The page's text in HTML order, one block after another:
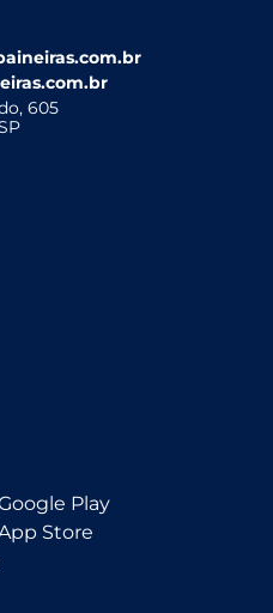
605
Play
Store